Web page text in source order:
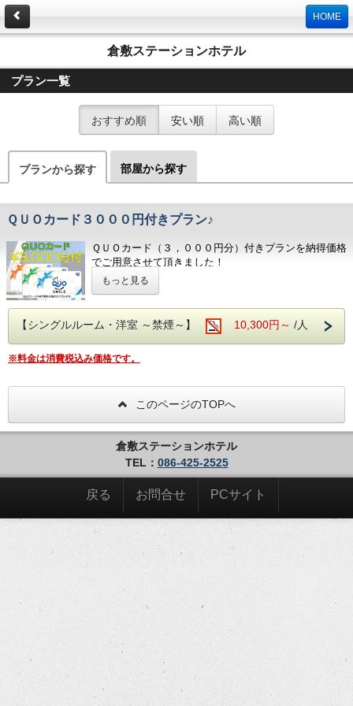
HOME
倉敷ステーションホテル
プラン一覧
おすすめ順 安い順 高い順
プランから探す 部屋から探す
ＱＵＯカード３０００円付きプラン♪
ＱＵＯカード（３，０００円分）付きプランを納得価格
でご用意させて頂きました！
※全客室禁煙ルームになっております。
【大浴場 RA-KU-RA】
・場所 地下1階
・営業時間 １５：００〜２４：００／５：００〜
９：００
・料金 宿泊者無料
【注意事項】
次の方はご入場 またはご利用をご遠慮ください。
●酒気を帯びた方
●皮膚疾患、外傷等で包帯をされた方
もっと見る
【シングルルーム・洋室 ～禁煙～】 10,300円～ /人
※料金は消費税込み価格です。
このページのTOPへ
倉敷ステーションホテル
TEL： 086-425-2525
戻る お問合せ PCサイト